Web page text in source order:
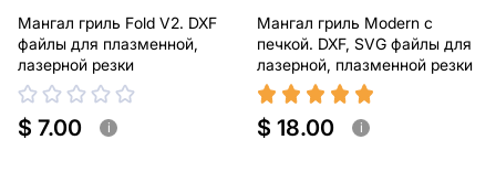
Мангал гриль Fold V2. DXF
файлы для плазменной,
лазерной резки
$ 7.00 i
Мангал гриль Modern с
печкой. DXF, SVG файлы для
лазерной, плазменной резки
$ 18.00 i